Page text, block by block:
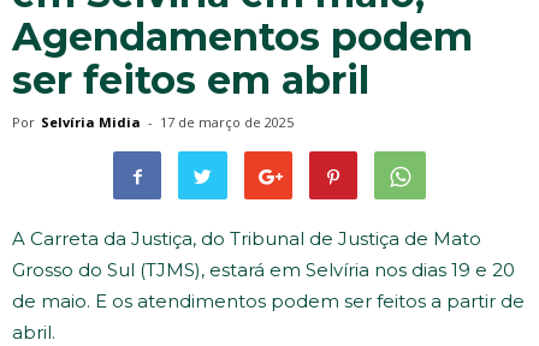
Agendamentos podem
ser feitos em abril
Por Selvíria Midia - 17 de março de 2025
A Carreta da Justiça, do Tribunal de Justiça de Mato
Grosso do Sul (TJMS), estará em Selvíria nos dias 19 e 20
de maio. E os atendimentos podem ser feitos a partir de
abril.